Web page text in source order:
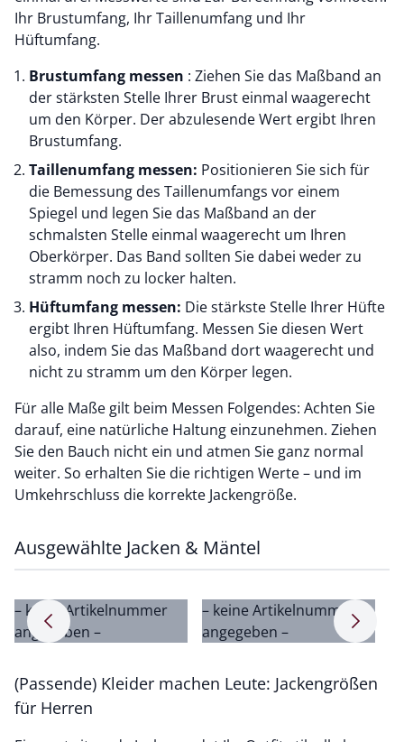
Ihr Brustumfang, Ihr Taillenumfang und Ihr
Hüftumfang.
Brustumfang messen : Ziehen Sie das Maßband an
der stärksten Stelle Ihrer Brust einmal waagerecht
um den Körper. Der abzulesende Wert ergibt Ihren
Brustumfang.
Taillenumfang messen: Positionieren Sie sich für
die Bemessung des Taillenumfangs vor einem
Spiegel und legen Sie das Maßband an der
schmalsten Stelle einmal waagerecht um Ihren
Oberkörper. Das Band sollten Sie dabei weder zu
stramm noch zu locker halten.
Hüftumfang messen: Die stärkste Stelle Ihrer Hüfte
ergibt Ihren Hüftumfang. Messen Sie diesen Wert
also, indem Sie das Maßband dort waagerecht und
nicht zu stramm um den Körper legen.
Für alle Maße gilt beim Messen Folgendes: Achten Sie
darauf, eine natürliche Haltung einzunehmen. Ziehen
Sie den Bauch nicht ein und atmen Sie ganz normal
weiter. So erhalten Sie die richtigen Werte – und im
Umkehrschluss die korrekte Jackengröße.
Ausgewählte Jacken & Mäntel
– keine Artikelnummer
angegeben –
– keine Artikelnummer
angegeben –
Pfeil nach rechts Pfeil
(Passende) Kleider machen Leute: Jackengrößen
für Herren